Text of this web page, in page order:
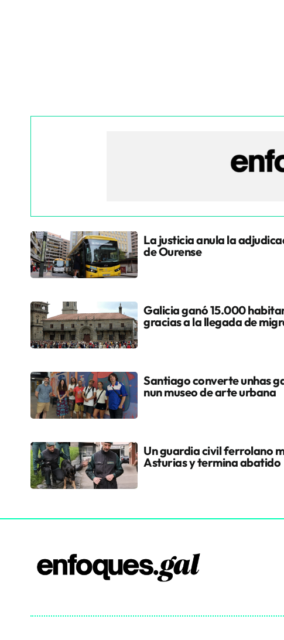
La justicia anula la
de Ourense
Galicia ganó 15.000
gracias a la llegada de
Santiago converte unhas
nun museo de arte urbana
Un guardia civil ferrolano
Asturias y termina abatido